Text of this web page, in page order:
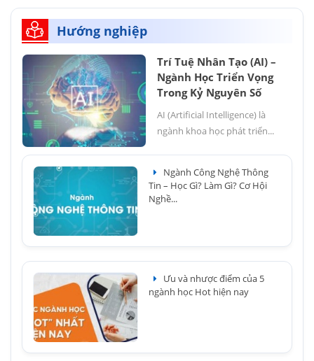
Hướng nghiệp
Trí Tuệ Nhân Tạo (AI) –
Ngành Học Triển Vọng
Trong Kỷ Nguyên Số
AI (Artificial Intelligence) là
ngành khoa học phát triển...
Ngành Công Nghệ Thông
Tin – Học Gì? Làm Gì? Cơ Hội
Nghề...
Ưu và nhược điểm của 5
ngành học Hot hiện nay